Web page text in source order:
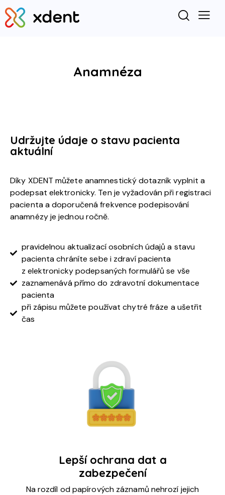
Anamnéza
Udržujte údaje o stavu pacienta
aktuální
Díky XDENT můžete anamnestický dotazník vyplnit a
podepsat elektronicky. Ten je vyžadován při registraci
pacienta a doporučená frekvence podepisování
anamnézy je jednou ročně.
pravidelnou aktualizací osobních údajů a stavu
pacienta chráníte sebe i zdraví pacienta
z elektronicky podepsaných formulářů se vše
zaznamenává přímo do zdravotní dokumentace
pacienta
při zápisu můžete používat chytré fráze a ušetřit
čas
Lepší ochrana dat a
zabezpečení
Na rozdíl od papírových záznamů nehrozí jejich